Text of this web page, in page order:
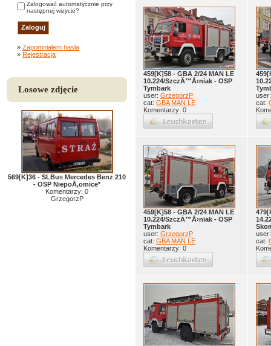
Zalogować automatycznie przy
następnej wizycie?
» Zapomniałem hasła
» Rejestracja
Losowe zdjęcie
569[K]36 - SLBus Mercedes Benz 210
- OSP NiepoÅ‚omice*
Komentarzy: 0
GrzegorzP
459[K]58 - GBA 2/24 MAN LE
10.224/SzczÄ™Å›niak - OSP
Tymbark
user: GrzegorzP
cat: GBA MAN LE
Komentarzy: 0
cat:
459[K]58 - GBA 2/24 MAN LE
10.224/SzczÄ™Å›niak - OSP
Tymbark
user: GrzegorzP
cat: GBA MAN LE
Komentarzy: 0
cat: